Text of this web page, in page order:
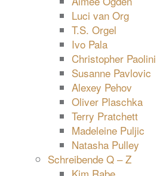
Luci van Org
T.S. Orgel
Ivo Pala
Christopher Paolini
Susanne Pavlovic
Alexey Pehov
Oliver Plaschka
Terry Pratchett
Madeleine Puljic
Natasha Pulley
Schreibende Q – Z